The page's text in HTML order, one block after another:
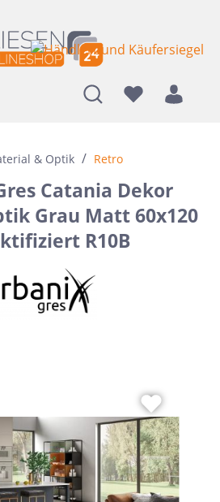
& Optik / Retro
Catania Dekor
Grau Matt 60x120
R10B